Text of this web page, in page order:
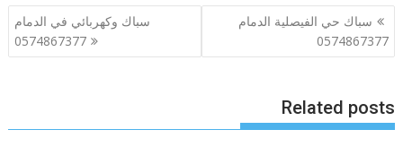
تصفّح
المقالات
سباك حي الفيصلية الدمام
0574867377
سباك وكهربائي في الدمام
0574867377
Related posts